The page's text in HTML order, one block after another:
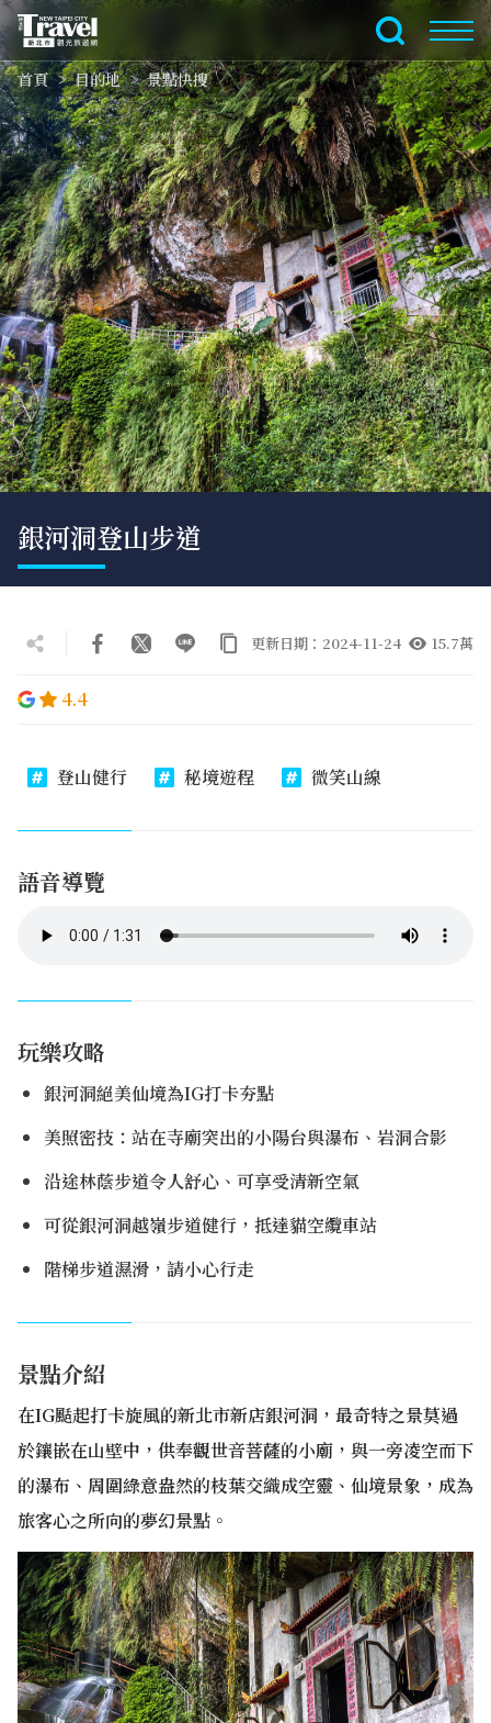
跳
到
主
要
內
容
區
塊
全文檢索
首頁 目的地 景點快搜
銀河洞登山步道
更新日期：2024-11-24 15.7萬
4.4
登山健行 秘境遊程 微笑山線
語音導覽
玩樂攻略
銀河洞絕美仙境為IG打卡夯點
美照密技：站在寺廟突出的小陽台與瀑布、岩洞合影
沿途林蔭步道令人舒心、可享受清新空氣
可從銀河洞越嶺步道健行，抵達貓空纜車站
階梯步道濕滑，請小心行走
景點介紹
在IG颳起打卡旋風的新北市新店銀河洞，最奇特之景莫過
於鑲嵌在山壁中，供奉觀世音菩薩的小廟，與一旁凌空而下
的瀑布、周圍綠意盎然的枝葉交織成空靈、仙境景象，成為
旅客心之所向的夢幻景點。